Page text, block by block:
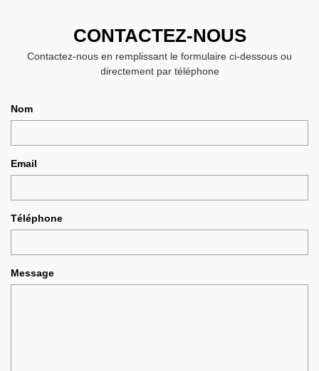
CONTACTEZ-NOUS
Contactez-nous en remplissant le formulaire ci-dessous ou
directement par téléphone
Nom
Email
Téléphone
Message